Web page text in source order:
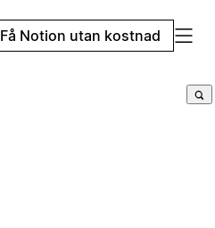
Få Notion utan kostnad